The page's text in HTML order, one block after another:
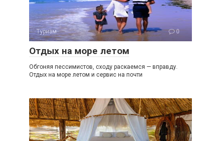
Туризм 0
Отдых на море летом
Обгоняя пессимистов, сходу раскаемся — вправду.
Отдых на море летом и сервис на почти